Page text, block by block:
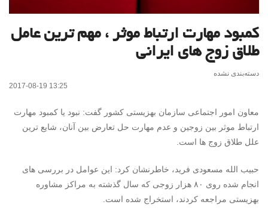
کمبود مهارت ارتباط موثر ، مهم ترین عامل
طلاق زوج های ایرانی
دسته‌بندی نشده
2017-08-19 13:25
معاون امور اجتماعی سازمان بهزیستی کشور گفت: نبود یا کمبود مهارت
ارتباط موثر بین زوجین و عدم مهارت حل تعارض بین آنان، شایع ترین
علل طلاق زوج ها است.
حبیب الله مسعودی فرید، خاطرنشان کرد: این عوامل در بررسی های
انجام شده روی ۸۰ هزار زوجی که سال گذشته به مراکز مشاوره
بهزیستی مراجعه کردند، استخراج شده است.